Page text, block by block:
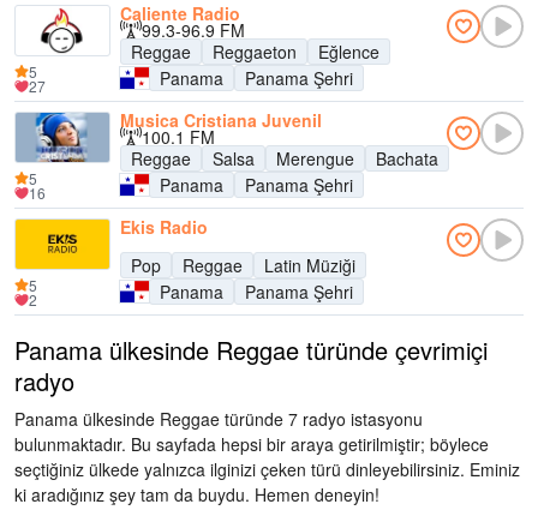
Caliente Radio
99.3-96.9 FM
Reggae
Reggaeton
Eğlence
Panama
Panama Şehri
5
27
Musica Cristiana Juvenil
100.1 FM
Reggae
Salsa Merengue
Bachata
Panama
Panama Şehri
5
16
Ekis Radio
Pop
Reggae
Latin Müziği
Panama
Panama Şehri
5
2
Panama ülkesinde Reggae türünde çevrimiçi
radyo
Panama ülkesinde Reggae türünde 7 radyo istasyonu
bulunmaktadır. Bu sayfada hepsi bir araya getirilmiştir; böylece
seçtiğiniz ülkede yalnızca ilginizi çeken türü dinleyebilirsiniz. Eminiz
ki aradığınız şey tam da buydu. Hemen deneyin!